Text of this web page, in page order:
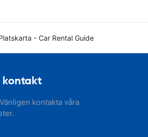
- Car Rental Guide
kontakt
kontakta våra